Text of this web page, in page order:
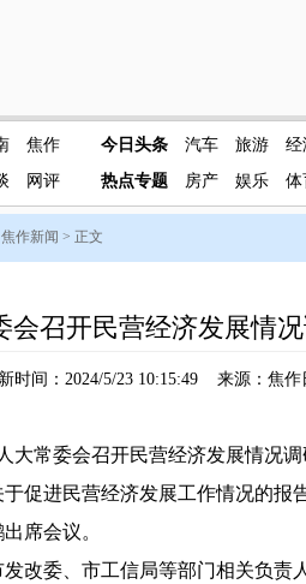
焦作
网评
今日头条 汽车 旅游 经
热点专题
房产 娱乐 体
焦作新闻 > 正文
会召开民营经济发展情
时间：2024/5/23 10:15:49 来源：焦作
常委会召开民营经济发展情况调
促进民营经济发展工作情况的报
席会议。
委、市工信局等部门相关负责